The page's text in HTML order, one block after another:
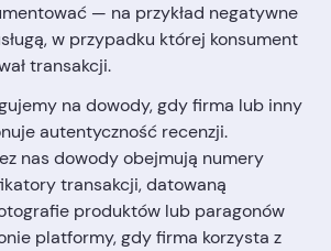
— na przykład negatywne
w przypadku której konsument
transakcji.
na dowody, gdy firma lub inny
autentyczność recenzji.
nas dowody obejmują numery
transakcji, datowaną
produktów lub paragonów
platformy, gdy firma korzysta z